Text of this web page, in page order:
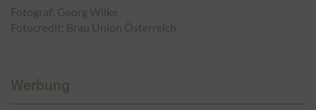
Fotograf: Georg Wilke
Fotocredit: Brau Union Österreich
Werbung